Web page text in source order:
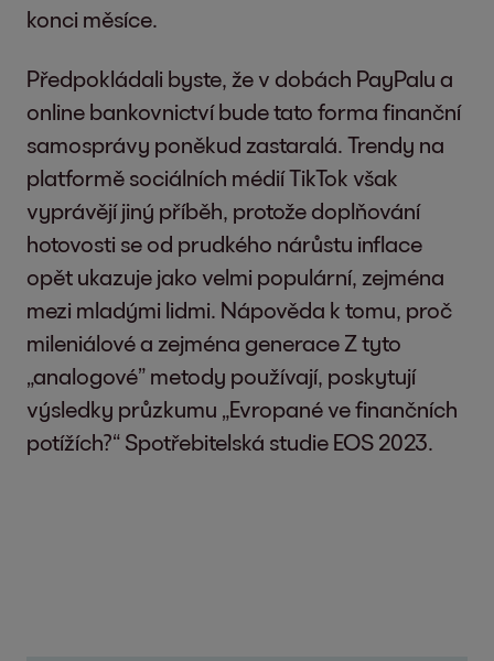
konci měsíce.
Předpokládali byste, že v dobách PayPalu a
online bankovnictví bude tato forma finanční
samosprávy poněkud zastaralá. Trendy na
platformě sociálních médií TikTok však
vyprávějí jiný příběh, protože doplňování
hotovosti se od prudkého nárůstu inflace
opět ukazuje jako velmi populární, zejména
mezi mladými lidmi. Nápověda k tomu, proč
mileniálové a zejména generace Z tyto
„analogové” metody používají, poskytují
výsledky průzkumu „Evropané ve finančních
potížích?“ Spotřebitelská studie EOS 2023.